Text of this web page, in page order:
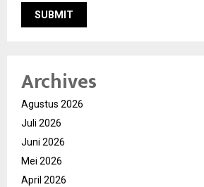
Archives
Agustus 2026
Juli 2026
Juni 2026
Mei 2026
April 2026